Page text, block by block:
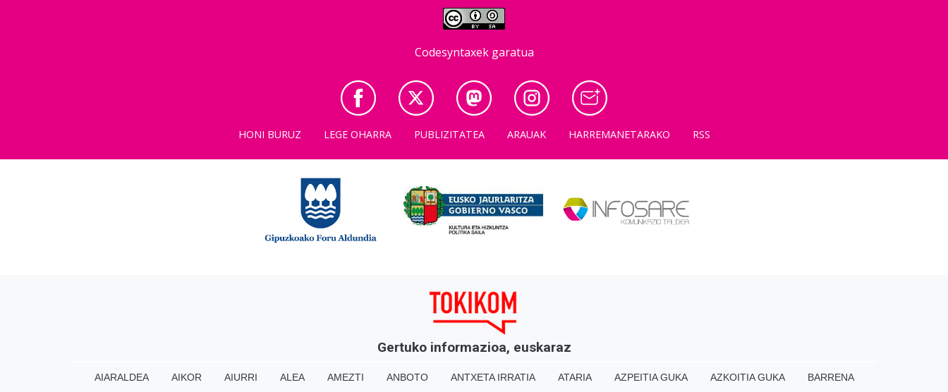
Codesyntaxek garatua
HONI BURUZ LEGE OHARRA PUBLIZITATEA ARAUAK HARREMANETARAKO RSS
Gertuko informazioa, euskaraz
AIARALDEA AIKOR AIURRI ALEA AMEZTI ANBOTO ANTXETA IRRATIA ATARIA AZPEITIA GUKA AZKOITIA GUKA
BARRENA